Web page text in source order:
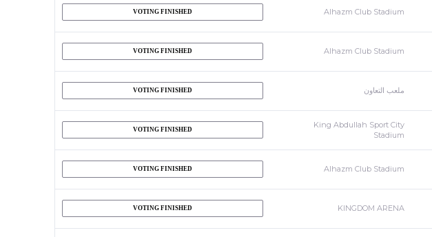
Alhazm Club Stadium
VOTING FINISHED
Alhazm Club Stadium
VOTING FINISHED
ملعب التعاون VOTING FINISHED
King Abdullah Sport City
Stadium
VOTING FINISHED
Alhazm Club Stadium
VOTING FINISHED
KINGDOM ARENA
VOTING FINISHED